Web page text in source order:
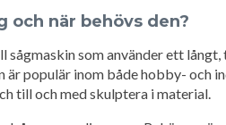
och när behövs den?
sågmaskin som använder ett
är populär inom både hobby- och
till och med skulptera i material.